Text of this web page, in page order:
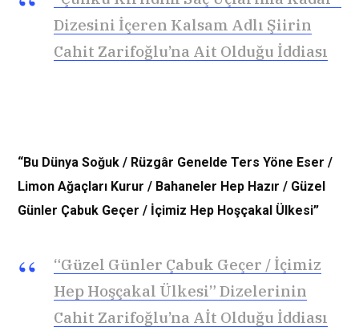
Dizesini İçeren Kalsam Adlı Şiirin
Cahit Zarifoğlu’na Ait Olduğu İddiası
“Bu Dünya Soğuk / Rüzgâr Genelde Ters Yöne Eser /
Limon Ağaçları Kurur / Bahaneler Hep Hazır / Güzel
Günler Çabuk Geçer / İçimiz Hep Hoşçakal Ülkesi”
“Güzel Günler Çabuk Geçer / İçimiz
Hep Hoşçakal Ülkesi” Dizelerinin
Cahit Zarifoğlu’na Aİt Olduğu İddiası